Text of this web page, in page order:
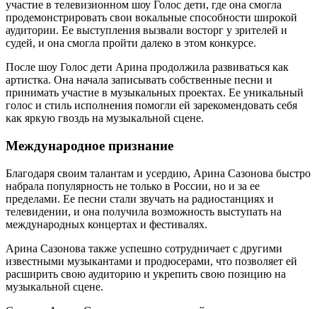
участие в телевизионном шоу Голос дети, где она смогла
продемонстрировать свои вокальные способности широкой
аудитории. Ее выступления вызвали восторг у зрителей и
судей, и она смогла пройти далеко в этом конкурсе.
После шоу Голос дети Арина продолжила развиваться как
артистка. Она начала записывать собственные песни и
принимать участие в музыкальных проектах. Ее уникальный
голос и стиль исполнения помогли ей зарекомендовать себя
как яркую гвоздь на музыкальной сцене.
Международное признание
Благодаря своим талантам и усердию, Арина Сазонова быстро
набрала популярность не только в России, но и за ее
пределами. Ее песни стали звучать на радиостанциях и
телевидении, и она получила возможность выступать на
международных концертах и фестивалях.
Арина Сазонова также успешно сотрудничает с другими
известными музыкантами и продюсерами, что позволяет ей
расширить свою аудиторию и укрепить свою позицию на
музыкальной сцене.